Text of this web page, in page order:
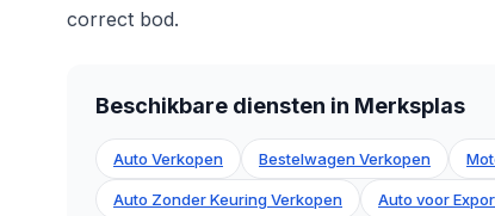
correct bod.
Beschikbare diensten in Merksplas
Auto Verkopen Bestelwagen Verkopen
Auto Zonder Keuring Verkopen Auto voor